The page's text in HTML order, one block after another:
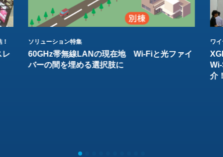
レ
ソリューション特集
60GHz帯無線LANの現在地 Wi-Fiと光ファイ
バーの間を埋める選択肢に
ワ
介